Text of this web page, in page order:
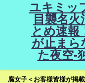
ユキミッ
目襲名
とめ速報
が止まら
た夜空-
腐女子＜お客様皆様が掲